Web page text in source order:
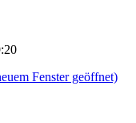
Fenster geöffnet)